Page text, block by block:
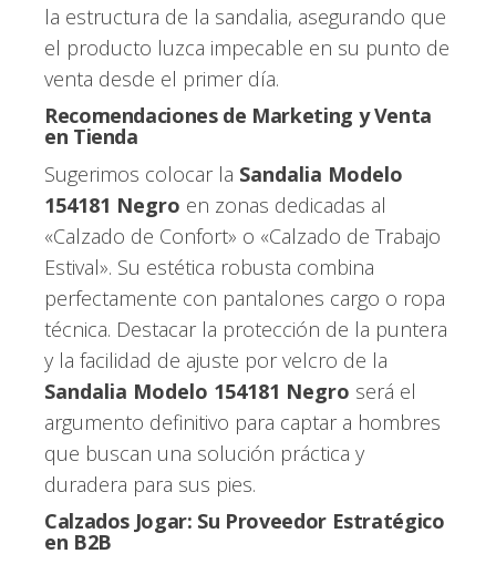
la estructura de la sandalia, asegurando que
el producto luzca impecable en su punto de
venta desde el primer día.
Recomendaciones de Marketing y Venta
en Tienda
Sugerimos colocar la Sandalia Modelo
154181 Negro en zonas dedicadas al
«Calzado de Confort» o «Calzado de Trabajo
Estival». Su estética robusta combina
perfectamente con pantalones cargo o ropa
técnica. Destacar la protección de la puntera
y la facilidad de ajuste por velcro de la
Sandalia Modelo 154181 Negro será el
argumento definitivo para captar a hombres
que buscan una solución práctica y
duradera para sus pies.
Calzados Jogar: Su Proveedor Estratégico
en B2B